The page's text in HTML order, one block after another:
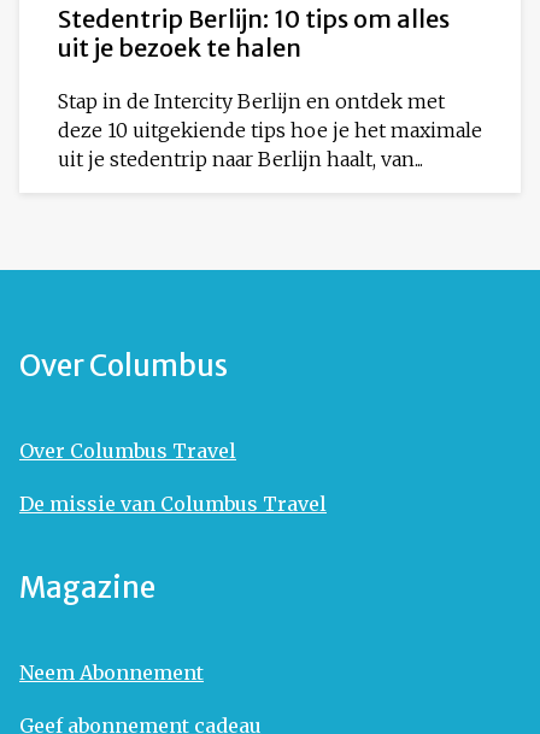
Stedentrip Berlijn: 10 tips om alles
uit je bezoek te halen
Stap in de Intercity Berlijn en ontdek met
deze 10 uitgekiende tips hoe je het maximale
uit je stedentrip naar Berlijn haalt, van...
Over Columbus
Over Columbus Travel
De missie van Columbus Travel
Magazine
Neem Abonnement
Geef abonnement cadeau